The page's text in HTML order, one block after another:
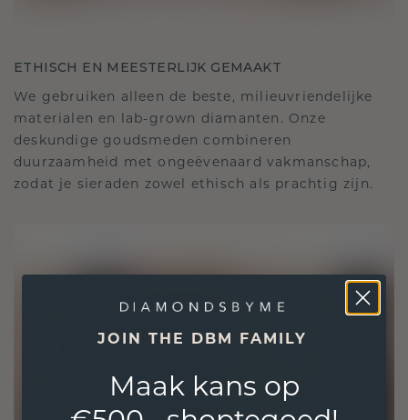
ETHISCH EN MEESTERLIJK GEMAAKT
We gebruiken alleen de beste, milieuvriendelijke
materialen en lab-grown diamanten. Onze
deskundige goudsmeden combineren
duurzaamheid met ongeëvenaard vakmanschap,
zodat je sieraden zowel ethisch als prachtig zijn.
JOIN THE DBM FAMILY
Maak kans op